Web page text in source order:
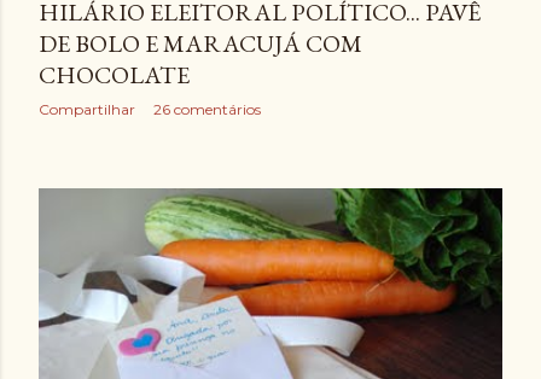
HILÁRIO ELEITORAL POLÍTICO... PAVÊ
DE BOLO E MARACUJÁ COM
CHOCOLATE
Compartilhar 26 comentários